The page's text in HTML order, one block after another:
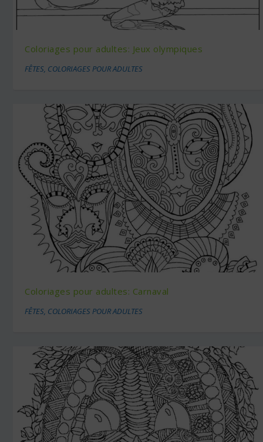
Coloriages pour adultes: Jeux olympiques
FÊTES, COLORIAGES POUR ADULTES
Coloriages pour adultes: Carnaval
FÊTES, COLORIAGES POUR ADULTES